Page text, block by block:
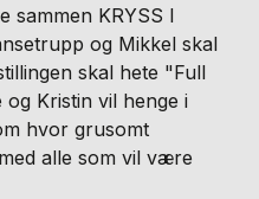
sammen KRYSS I
og Mikkel skal
skal hete "Full
Kristin vil henge i
hvor grusomt
alle som vil være